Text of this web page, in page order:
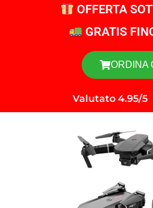
OFFERTA
GRATIS
ORDINA
Valutato 4.95/5